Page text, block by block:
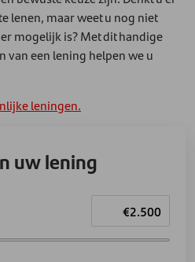
lenen, maar weet u nog niet
mogelijk is? Met dit handige
van een lening helpen we u
leningen.
uw lening